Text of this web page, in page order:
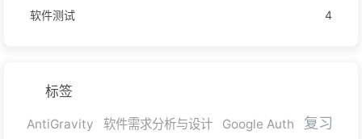
软件测试
4
标签
AntiGravity 软件需求分析与设计 Google Auth 复习